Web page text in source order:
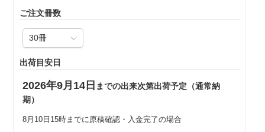
ご注文冊数
出荷目安日
2026年9月14日 までの出来次第出荷予定（通常納
期）
8月10日15時までに原稿確認・入金完了の場合